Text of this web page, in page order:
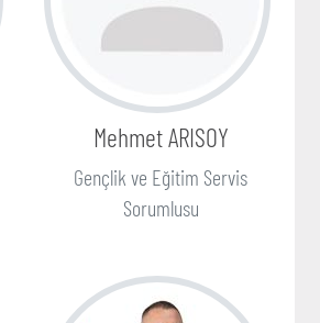
Mehmet ARISOY
Gençlik ve Eğitim Servis
Sorumlusu